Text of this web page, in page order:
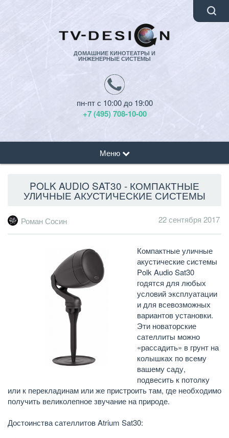
ДОМАШНИЕ КИНОТЕАТРЫ И
ИНЖЕНЕРНЫЕ СИСТЕМЫ
пн-пт с 10:00 до 19:00
+7 (495) 708-10-00
Меню
POLK AUDIO SAT30 - КОМПАКТНЫЕ
УЛИЧНЫЕ АКУСТИЧЕСКИЕ СИСТЕМЫ
Роман Сосин 22 сентября 2017
Компактные уличные
акустические системы
Polk Audio Sat30
годятся для любых
условий эксплуатации
и для всевозможных
вариантов установки.
Эти новаторские
сателлиты можно
«рассадить» в грунт на
колышках по всему
вашему саду,
подвесить к потолку
или к перекладинам или же пристроить там, где необходимо
получить великолепное звучание на природе.
Достоинства сателлитов Atrium Sat30: